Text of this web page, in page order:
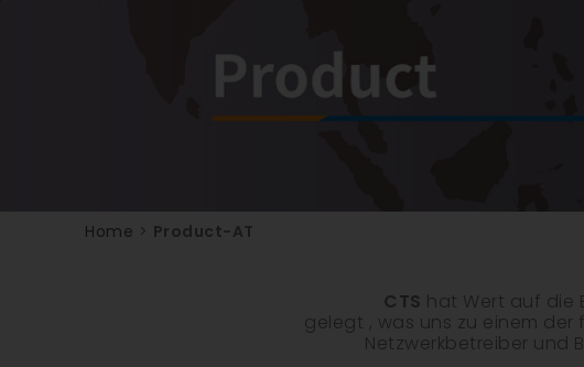
Home > Product-AT
CTS hat Wert auf die
gelegt , was uns zu einem
Netzwerkbetreiber und